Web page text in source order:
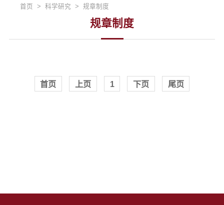
首页 > 科学研究 > 规章制度
规章制度
首页 上页 1 下页 尾页